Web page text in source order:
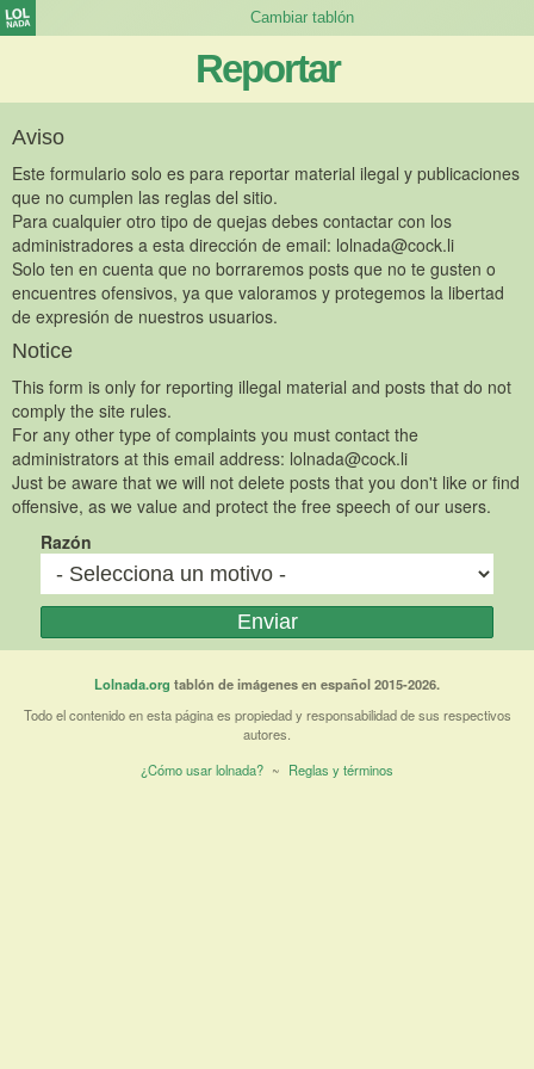
Reportar
Aviso
Este formulario solo es para reportar material ilegal y publicaciones
que no cumplen las reglas del sitio.
Para cualquier otro tipo de quejas debes contactar con los
administradores a esta dirección de email: lolnada@cock.li
Solo ten en cuenta que no borraremos posts que no te gusten o
encuentres ofensivos, ya que valoramos y protegemos la libertad
de expresión de nuestros usuarios.
Notice
This form is only for reporting illegal material and posts that do not
comply the site rules.
For any other type of complaints you must contact the
administrators at this email address: lolnada@cock.li
Just be aware that we will not delete posts that you don't like or find
offensive, as we value and protect the free speech of our users.
Razón
Lolnada.org tablón de imágenes en español 2015-2026.
Todo el contenido en esta página es propiedad y responsabilidad de sus respectivos
autores.
¿Cómo usar lolnada? ~ Reglas y términos